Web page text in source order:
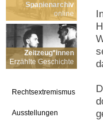
Spanienarchiv
online
Zeitzeug*innen
Erzählte Geschichte
Rechtsextremismus
Ausstellungen